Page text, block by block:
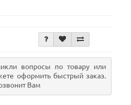
вопросы по товару или
оформить быстрый заказ.
Вам